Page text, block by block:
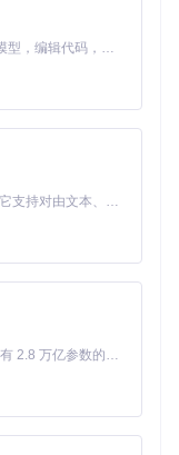
Claude Code 的开源替代方案。连接任意大模型，编辑代码，运行命令，自动验证 — 全自动执行。用 Rust 构建，极致性能。 ｜ An open-source alternative to Claude Code. Connect any LLM, edit code, run commands, and verify changes — autonomously. Built in Rust for speed. Get Started
MiniMax H3 是一个通用的全模态生成系统。它支持对由文本、图像、视频和音频组成的多模态上下文进行统一理解，并能生成分辨率高达 2K、时长可达 15 秒的带原生立体声音频的视频。得益于面向任务泛化的系统设计，H3 在预训练阶段就已具备广泛的多模态上下文理解与生成能力，能够出色地执行复杂的多模态指令。
Kimi K3 是Kimi能力最强的模型：这是一个拥有 2.8 万亿参数的混合专家（MoE）模型，具备原生视觉理解能力，并支持 100 万 token 的上下文窗口。